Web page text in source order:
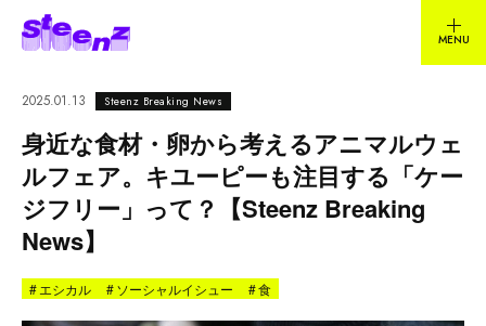
2025.01.13 Steenz Breaking News
身近な食材・卵から考えるアニマルウェ
ルフェア。キユーピーも注目する「ケー
ジフリー」って？【Steenz Breaking
News】
#エシカル #ソーシャルイシュー #食